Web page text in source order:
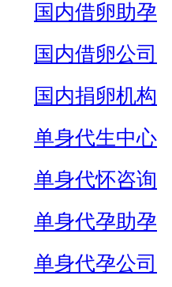
国内借卵助孕
国内借卵公司
国内捐卵机构
单身代生中心
单身代怀咨询
单身代孕助孕
单身代孕公司